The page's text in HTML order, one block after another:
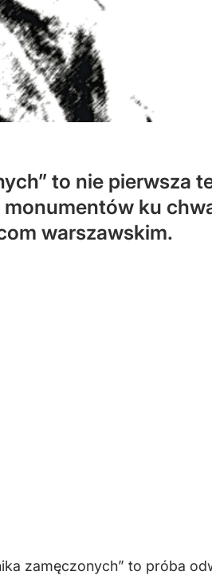
to nie pierwsza
ku
warszawskim.
zamęczonych” to próba